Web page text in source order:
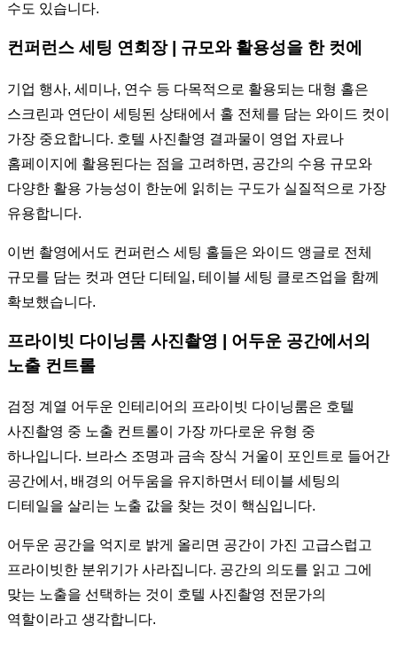
수도 있습니다.
컨퍼런스 세팅 연회장 | 규모와 활용성을 한 컷에
기업 행사, 세미나, 연수 등 다목적으로 활용되는 대형 홀은
스크린과 연단이 세팅된 상태에서 홀 전체를 담는 와이드 컷이
가장 중요합니다. 호텔 사진촬영 결과물이 영업 자료나
홈페이지에 활용된다는 점을 고려하면, 공간의 수용 규모와
다양한 활용 가능성이 한눈에 읽히는 구도가 실질적으로 가장
유용합니다.
이번 촬영에서도 컨퍼런스 세팅 홀들은 와이드 앵글로 전체
규모를 담는 컷과 연단 디테일, 테이블 세팅 클로즈업을 함께
확보했습니다.
프라이빗 다이닝룸 사진촬영 | 어두운 공간에서의
노출 컨트롤
검정 계열 어두운 인테리어의 프라이빗 다이닝룸은 호텔
사진촬영 중 노출 컨트롤이 가장 까다로운 유형 중
하나입니다. 브라스 조명과 금속 장식 거울이 포인트로 들어간
공간에서, 배경의 어두움을 유지하면서 테이블 세팅의
디테일을 살리는 노출 값을 찾는 것이 핵심입니다.
어두운 공간을 억지로 밝게 올리면 공간이 가진 고급스럽고
프라이빗한 분위기가 사라집니다. 공간의 의도를 읽고 그에
맞는 노출을 선택하는 것이 호텔 사진촬영 전문가의
역할이라고 생각합니다.